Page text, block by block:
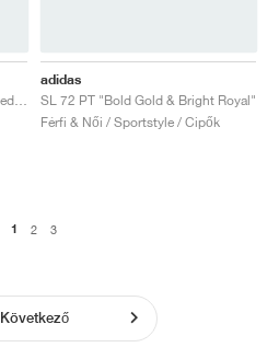
SL 72 OG "Sand Strata & Preloved Brown"
adidas
SL 72 PT "Bold Gold & Bright Royal"
Férfi & Női / Sportstyle / Cipők
1 2 3
Következő